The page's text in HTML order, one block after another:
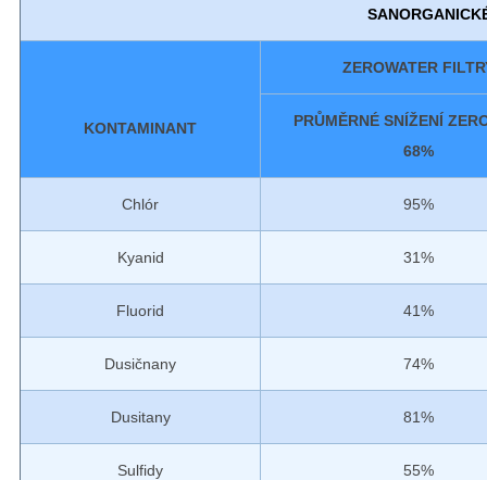
KONTAMINANT
ZEROWATER
PRŮMĚRNÉ SNÍŽENÍ
68%
Chlór 95%
Kyanid 31%
Fluorid 41%
Dusičnany 74%
Dusitany 81%
Sulfidy 55%